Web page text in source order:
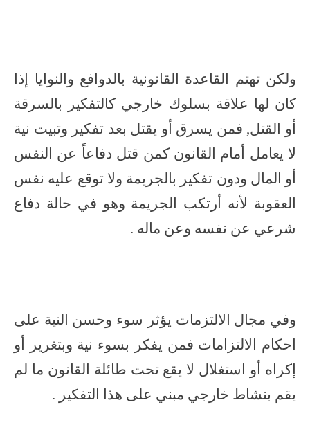
ولكن تهتم القاعدة القانونية بالدوافع والنوايا إذا
كان لها علاقة بسلوك خارجي كالتفكير بالسرقة
أو القتل, فمن يسرق أو يقتل بعد تفكير وتبيت نية
لا يعامل أمام القانون كمن قتل دفاعاً عن النفس
أو المال ودون تفكير بالجريمة ولا توقع عليه نفس
العقوبة لأنه أرتكب الجريمة وهو في حالة دفاع
شرعي عن نفسه وعن ماله .
وفي مجال الالتزمات يؤثر سوء وحسن النية على
احكام الالتزامات فمن يفكر بسوء نية وبتغرير أو
إكراه أو استغلال لا يقع تحت طائلة القانون ما لم
يقم بنشاط خارجي مبني على هذا التفكير .